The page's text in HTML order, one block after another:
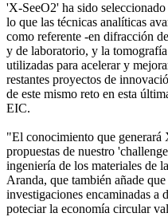
'X-SeeO2' ha sido
lo que las técnicas analíticas
como referente -en difracción
y de laboratorio, y la
utilizadas para acelerar y
restantes proyectos de
de este mismo reto en esta
EIC.
"El conocimiento que generará
propuestas de nuestro
ingeniería de los materiales de
Aranda, que también añade
investigaciones encaminadas a
poteciar la economía circular